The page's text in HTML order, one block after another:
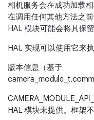
相机服务会在成功加载
在调用任何其他方法之
HAL 模块可能会将其保留
HAL 实现可以使用它来
版本信息（基于
HAL 模块未提供。框架